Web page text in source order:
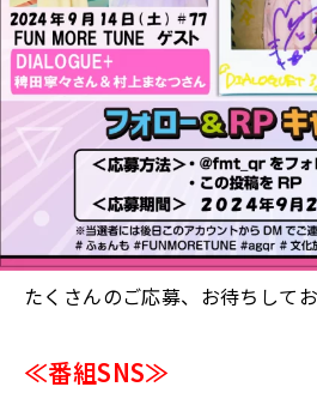
たくさんのご応募、お待ちして
≪番組SNS≫